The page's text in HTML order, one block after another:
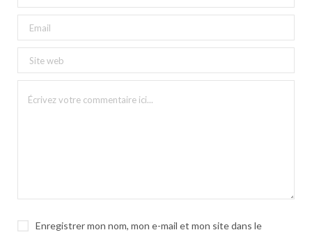
Enregistrer mon nom, mon e-mail et mon site dans le